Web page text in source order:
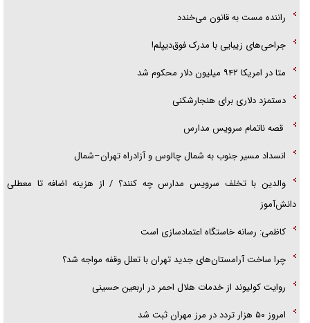
راننده مست به قانون می‌خندد
جراحی‌های زیبایی با مدرک فوق‌دیپلم!
متا در امریکا ۹۴۲ میلیون دلار محکوم شد
دستمزد دلاری برای هنجارشکنی
قصه ناتمام سرویس مدارس
انسداد مسیر جنوب به شمال چالوس و آزادراه تهران–شمال
والدین با تخلف سرویس مدارس چه کنند؟ / از هزینه اضافه تا معطلی
دانش‌آموز
کاظمی: رسانه خاستگاه اعتمادسازی است
چرا ساخت آرامستان‌های جدید تهران با تعلل وقفه مواجه شد؟
روایت کولیوند از خدمات هلال احمر در اربعین حسینی
امروز ۵۰ هزار تردد در مرز مهران ثبت شد